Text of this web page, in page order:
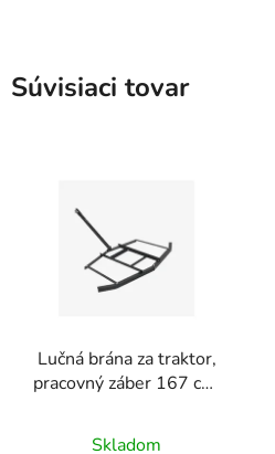
Súvisiaci tovar
Lučná brána za traktor,
pracovný záber 167 cm,
Skladom